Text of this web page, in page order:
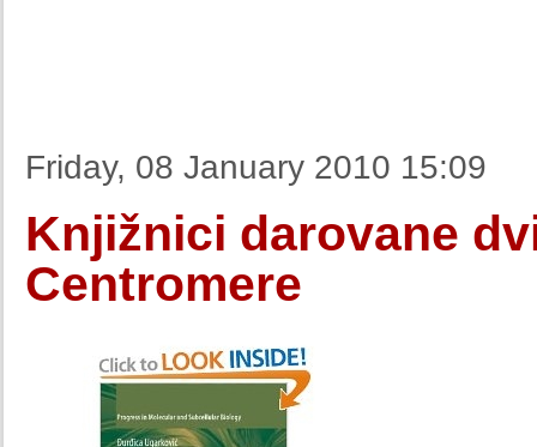
Friday, 08 January 2010 15:09
Knjižnici darovane
Centromere